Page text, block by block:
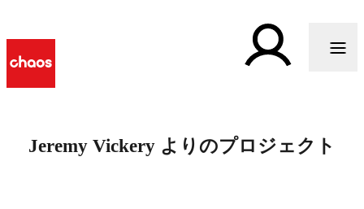
Jeremy Vickery よりのプロジェクト